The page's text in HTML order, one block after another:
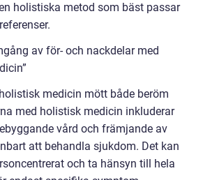
holistiska metod som bäst passar
av för- och nackdelar med
medicin mött både beröm
med holistisk medicin inkluderar
vård och främjande av
att behandla sjukdom. Det kan
och ta hänsyn till hela